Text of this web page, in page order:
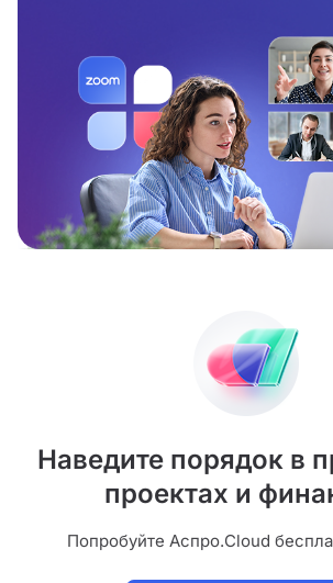
Наведите порядок в
проектах и
Попробуйте Аспро.Cloud